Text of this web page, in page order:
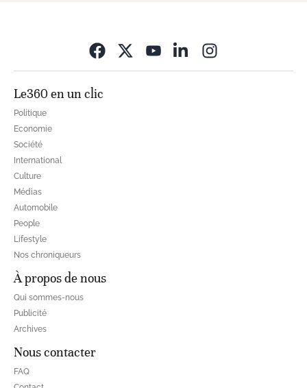
Le360 en un clic
Politique
Economie
Société
International
Culture
Médias
Automobile
People
Lifestyle
Nos chroniqueurs
À propos de nous
Qui sommes-nous
Publicité
Archives
Nous contacter
FAQ